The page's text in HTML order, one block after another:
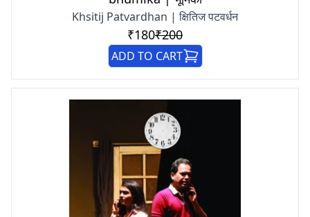
Khsitij Patvardhan | क्षितिज पटवर्धन
₹180₹200
ADD TO CART